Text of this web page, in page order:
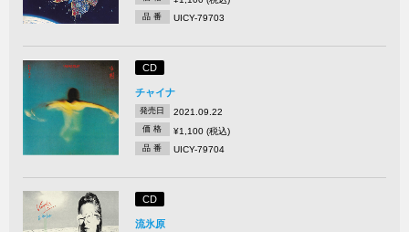
品 番 UICY-79703
CD
チャイナ
発売日 2021.09.22
価 格 ¥1,100 (税込)
品 番 UICY-79704
CD
流氷原